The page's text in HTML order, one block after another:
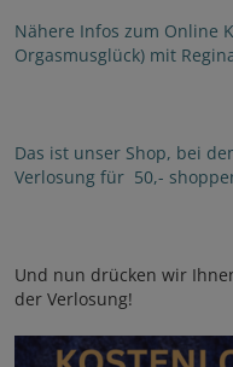
Nähere Infos zum Online
Orgasmusglück) mit
Das ist unser Shop, bei
Verlosung für 50,-
Und nun drücken wir
der Verlosung!